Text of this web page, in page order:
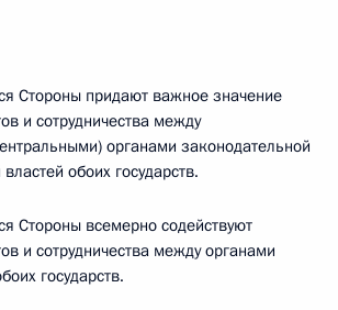
Стороны придают важное значение
и сотрудничества между
органами законодательной
обоих государств.
Стороны всемерно содействуют
и сотрудничества между органами
государств.